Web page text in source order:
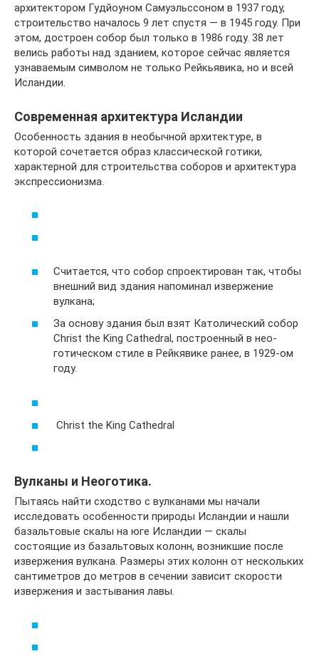
архитектором Гудйоуном Самуэльссоном в 1937 году,
строительство началось 9 лет спустя — в 1945 году. При
этом, достроен собор был только в 1986 году. 38 лет
велись работы над зданием, которое сейчас является
узнаваемым символом не только Рейкьявика, но и всей
Исландии.
Современная архитектура Исландии
Особенность здания в необычной архитектуре, в
которой сочетается образ классической готики,
характерной для строительства соборов и архитектура
экспрессионизма.
Считается, что собор спроектирован так, чтобы
внешний вид здания напоминал извержение
вулкана;
За основу здания был взят Католический собор
Christ the King Cathedral, построенный в нео-
готическом стиле в Рейкявике ранее, в 1929-ом
году.
Christ the King Cathedral
Вулканы и Неоготика.
Пытаясь найти сходство с вулканами мы начали
исследовать особенности природы Исландии и нашли
базальтовые скалы на юге Исландии — скалы
состоящие из базальтовых колонн, возникшие после
извержения вулкана. Размеры этих колонн от нескольких
сантиметров до метров в сечении зависит скорости
извержения и застывания лавы.